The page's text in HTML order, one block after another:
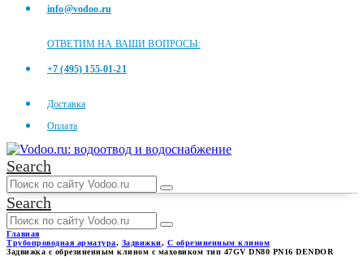
info@vodoo.ru
ОТВЕТИМ НА ВАШИ ВОПРОСЫ:
+7 (495) 155-01-21
Доставка
Оплата
Search
Search
Главная
Трубопроводная арматура, Задвижки, С обрезиненным клином
Задвижка с обрезиненным клином с маховиком тип 47GV DN80 PN16 DENDOR